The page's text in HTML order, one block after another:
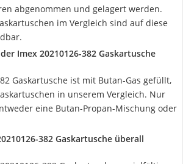
abgenommen und gelagert werden.
im Vergleich sind auf diese
Imex 20210126-382 Gaskartusche
Gaskartusche ist mit Butan-Gas gefüllt,
in unserem Vergleich. Nur
eine Butan-Propan-Mischung oder
382 Gaskartusche überall